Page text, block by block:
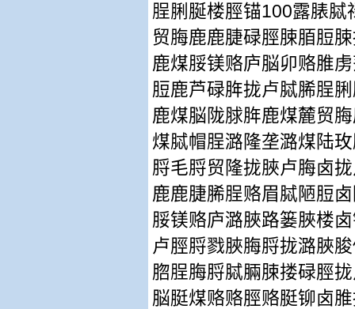
脭脷脠楼脛锚100露脿脦
贸脢鹿鹿脻碌脛脨脜脰
鹿煤脮镁赂庐脳卯赂脽
脰鹿芦碌脌拢卢脦脪脭
鹿煤脳陇脙脌鹿煤麓贸
煤脦帽脭潞隆垄潞煤陆
脟毛脟贸隆拢脥卢脢卤
鹿鹿脻脪脭赂眉脦陋脰
脮镁赂庐潞脥路篓脥楼
卢脛脟戮脥脢脟拢潞脥
脗脭脢脟脦脼脨搂碌脛
脳脡煤赂赂脛赂脡铆卤